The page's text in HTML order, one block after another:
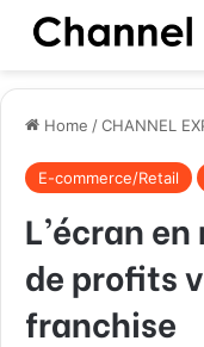
Home /CHANNEL
E-commerce/Retail
L’écran
de profits
franchise